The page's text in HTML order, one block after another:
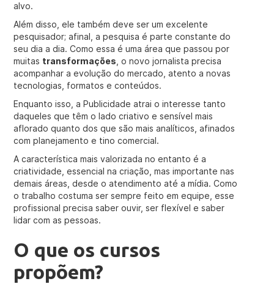
alvo.
Além disso, ele também deve ser um excelente
pesquisador; afinal, a pesquisa é parte constante do
seu dia a dia. Como essa é uma área que passou por
muitas transformações , o novo jornalista precisa
acompanhar a evolução do mercado, atento a novas
tecnologias, formatos e conteúdos.
Enquanto isso, a Publicidade atrai o interesse tanto
daqueles que têm o lado criativo e sensível mais
aflorado quanto dos que são mais analíticos, afinados
com planejamento e tino comercial.
A característica mais valorizada no entanto é a
criatividade, essencial na criação, mas importante nas
demais áreas, desde o atendimento até a mídia. Como
o trabalho costuma ser sempre feito em equipe, esse
profissional precisa saber ouvir, ser flexível e saber
lidar com as pessoas.
O que os cursos
propõem?